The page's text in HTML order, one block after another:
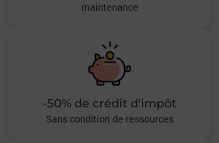
maintenance
-50% de crédit d'impôt
Sans condition de ressources